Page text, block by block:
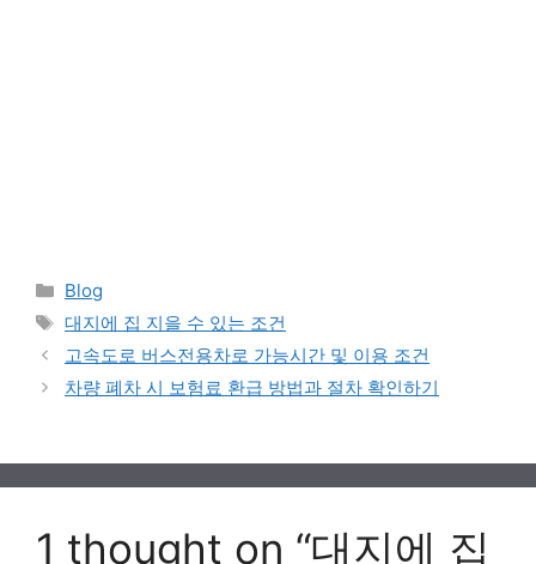
Categories
Blog
Tags
대지에 집 지을 수 있는 조건
고속도로 버스전용차로 가능시간 및 이용 조건
차량 폐차 시 보험료 환급 방법과 절차 확인하기
1 thought on “대지에 집